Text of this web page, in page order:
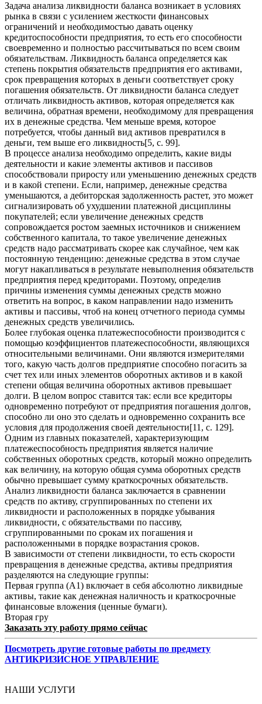
Задача анализа ликвидности баланса возникает в условиях
рынка в связи с усилением жесткости финансовых
ограничений и необходимостью давать оценку
кредитоспособности предприятия, то есть его способности
своевременно и полностью рассчитываться по всем своим
обязательствам. Ликвидность баланса определяется как
степень покрытия обязательств предприятия его активами,
срок превращения которых в деньги соответствует сроку
погашения обязательств. От ликвидности баланса следует
отличать ликвидность активов, которая определяется как
величина, обратная времени, необходимому для превращения
их в денежные средства. Чем меньше время, которое
потребуется, чтобы данный вид активов превратился в
деньги, тем выше его ликвидность[5, с. 99].
В процессе анализа необходимо определить, какие виды
деятельности и какие элементы активов и пассивов
способствовали приросту или уменьшению денежных средств
и в какой степени. Если, например, денежные средства
уменьшаются, а дебиторская задолженность растет, это может
сигнализировать об ухудшении платежной дисциплины
покупателей; если увеличение денежных средств
сопровождается ростом заемных источников и снижением
собственного капитала, то такое увеличение денежных
средств надо рассматривать скорее как случайное, чем как
постоянную тенденцию: денежные средства в этом случае
могут накапливаться в результате невыполнения обязательств
предприятия перед кредиторами. Поэтому, определив
причины изменения суммы денежных средств можно
ответить на вопрос, в каком направлении надо изменить
активы и пассивы, чтоб на конец отчетного периода суммы
денежных средств увеличились.
Более глубокая оценка платежеспособности производится с
помощью коэффициентов платежеспособности, являющихся
относительными величинами. Они являются измерителями
того, какую часть долгов предприятие способно погасить за
счет тех или иных элементов оборотных активов и в какой
степени общая величина оборотных активов превышает
долги. В целом вопрос ставится так: если все кредиторы
одновременно потребуют от предприятия погашения долгов,
способно ли оно это сделать и одновременно сохранить все
условия для продолжения своей деятельности[11, с. 129].
Одним из главных показателей, характеризующим
платежеспособность предприятия является наличие
собственных оборотных средств, который можно определить
как величину, на которую общая сумма оборотных средств
обычно превышает сумму краткосрочных обязательств.
Анализ ликвидности баланса заключается в сравнении
средств по активу, сгруппированных по степени их
ликвидности и расположенных в порядке убывания
ликвидности, с обязательствами по пассиву,
сгруппированными по срокам их погашения и
расположенными в порядке возрастания сроков.
В зависимости от степени ликвидности, то есть скорости
превращения в денежные средства, активы предприятия
разделяются на следующие группы:
Первая группа (А1) включает в себя абсолютно ликвидные
активы, такие как денежная наличность и краткосрочные
финансовые вложения (ценные бумаги).
Вторая гру
Заказать эту работу прямо сейчас
Посмотреть другие готовые работы по предмету
АНТИКРИЗИСНОЕ УПРАВЛЕНИЕ
НАШИ УСЛУГИ